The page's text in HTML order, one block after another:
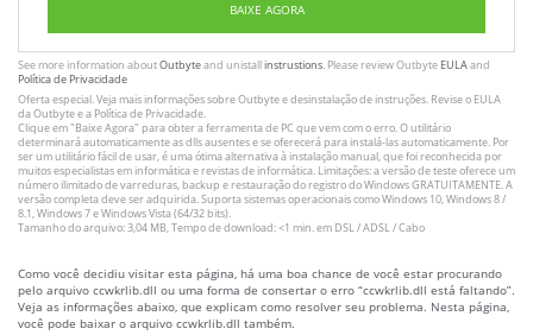
BAIXE AGORA
See more information aboutOutbyteand unistallinstrustions. Please review Outbyte EULAand
Política de Privacidade
Oferta especial. Veja mais informações sobreOutbytee desinstalaçãode instruções. Revise o EULA
da Outbyte e a Política de Privacidade.
Clique em"Baixe Agora" para obter a ferramenta de PC que vem com o erro. O utilitário
determinará automaticamente as dlls ausentes e se oferecerá para instalá-las automaticamente. Por
ser um utilitário fácil de usar, é uma ótima alternativa à instalação manual, que foi reconhecida por
muitos especialistas em informática e revistas de informática. Limitações: a versão de teste oferece um
número ilimitado de varreduras, backup e restauração do registro do Windows GRATUITAMENTE. A
versão completa deve ser adquirida. Suporta sistemas operacionais como Windows 10, Windows 8 /
8.1, Windows 7 e Windows Vista (64/32 bits).
Tamanho do arquivo: 3,04 MB, Tempo de download: <1 min. em DSL / ADSL / Cabo
Como você decidiu visitar esta página, há uma boa chance de você estar procurando
pelo arquivo ccwkrlib.dll ou uma forma de consertar o erro “ccwkrlib.dll está faltando”.
Veja as informações abaixo, que explicam como resolver seu problema. Nesta página,
você pode baixar o arquivo ccwkrlib.dll também.